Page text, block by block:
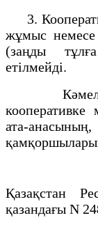
3.
жұмыс
(заңды
етiлмейдi.
ата-
Қазақстан
қазандағы N